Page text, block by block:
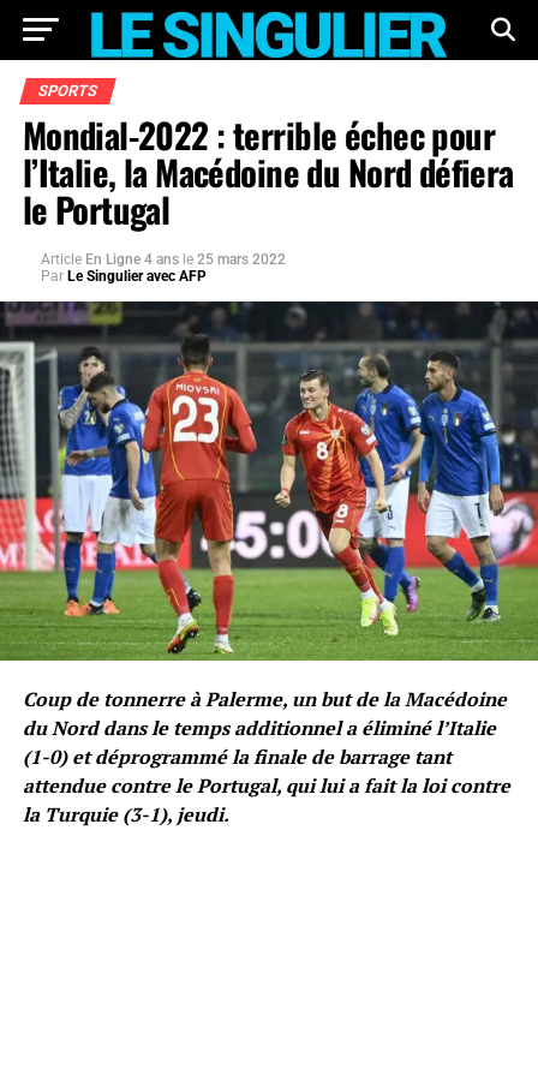
SPORTS
Mondial-2022 : terrible échec pour
l’Italie, la Macédoine du Nord défiera
le Portugal
Article En Ligne 4 ans le 25 mars 2022
Par Le Singulier avec AFP
Coup de tonnerre à Palerme, un but de la Macédoine
du Nord dans le temps additionnel a éliminé l’Italie
(1-0) et déprogrammé la finale de barrage tant
attendue contre le Portugal, qui lui a fait la loi contre
la Turquie (3-1), jeudi.